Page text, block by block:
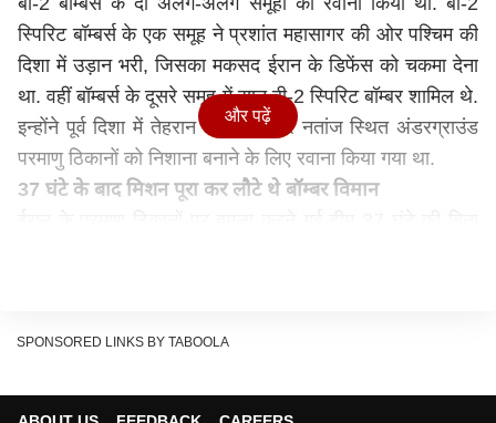
स्पिरिट बॉम्बर्स के एक समूह ने प्रशांत महासागर की ओर पश्चिम की
दिशा में उड़ान भरी, जिसका मकसद ईरान के डिफेंस को चकमा देना
था. वहीं बॉम्बर्स के दूसरे समूह में सात बी-2 स्पिरिट बॉम्बर शामिल थे.
इन्होंने पूर्व दिशा में तेहरान के फोर्डो और नतांज स्थित अंडरग्राउंड
परमाणु ठिकानों को निशाना बनाने के लिए रवाना किया गया था.
37 घंटे के बाद मिशन पूरा कर लौटे थे बॉम्बर विमान
तक कोई जानकारी सामने नहीं आई है.
और पढ़ें
SPONSORED LINKS BY TABOOLA